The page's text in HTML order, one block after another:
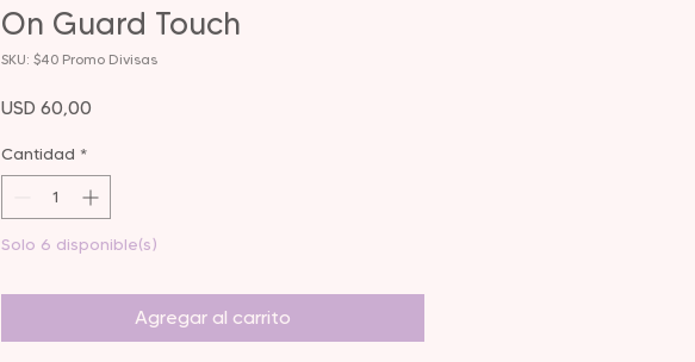
On Guard Touch
SKU: $40 Promo Divisas
USD 60,00
Cantidad *
Solo 6 disponible(s)
Agregar al carrito